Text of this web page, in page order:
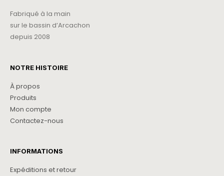
Fabriqué à la main
sur le bassin d’Arcachon
depuis 2008
NOTRE HISTOIRE
À propos
Produits
Mon compte
Contactez-nous
INFORMATIONS
Expéditions et retour